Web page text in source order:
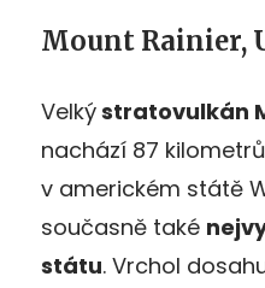
Mount Rainier,
Velkýstratovulkán
nachází 87
v americkém státě
současně také
státu. Vrchol